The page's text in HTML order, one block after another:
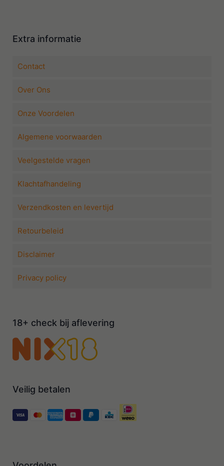
Extra informatie
Contact
Over Ons
Onze Voordelen
Algemene voorwaarden
Veelgestelde vragen
Klachtafhandeling
Verzendkosten en levertijd
Retourbeleid
Disclaimer
Privacy policy
18+ check bij aflevering
Veilig betalen